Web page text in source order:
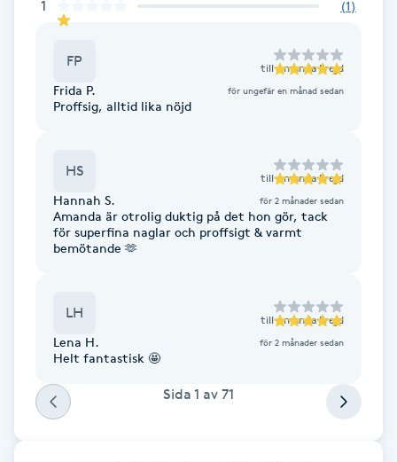
Fransk manikyr
Fransrengöring
Frekvensterapi
Friskvård
Friskvårdsmassage
Funktionsanalys
Färgning
Föning
G
1 (1)
FP till Amanda Frejd
Frida P. för ungefär en månad sedan
Proffsig, alltid lika nöjd
HS till Amanda Frejd
Hannah S. för 2 månader sedan
Amanda är otrolig duktig på det hon gör, tack
för superfina naglar och proffsigt & varmt
bemötande 🫶
LH till Amanda Frejd
Lena H. för 2 månader sedan
Helt fantastisk 🤩
Sida 1 av 71